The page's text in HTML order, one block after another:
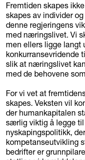
Fremtiden skapes
skapes av individer
denne regjeringens
med næringslivet. Vi
men ellers ligge langt
konkurransevridende
slik at næringslivet
med de behovene
For vi vet at
skapes. Veksten vil
der humankapitalen
særlig viktig å legge
nyskapingspolitikk,
kompetanseutvikling
bedrifter er